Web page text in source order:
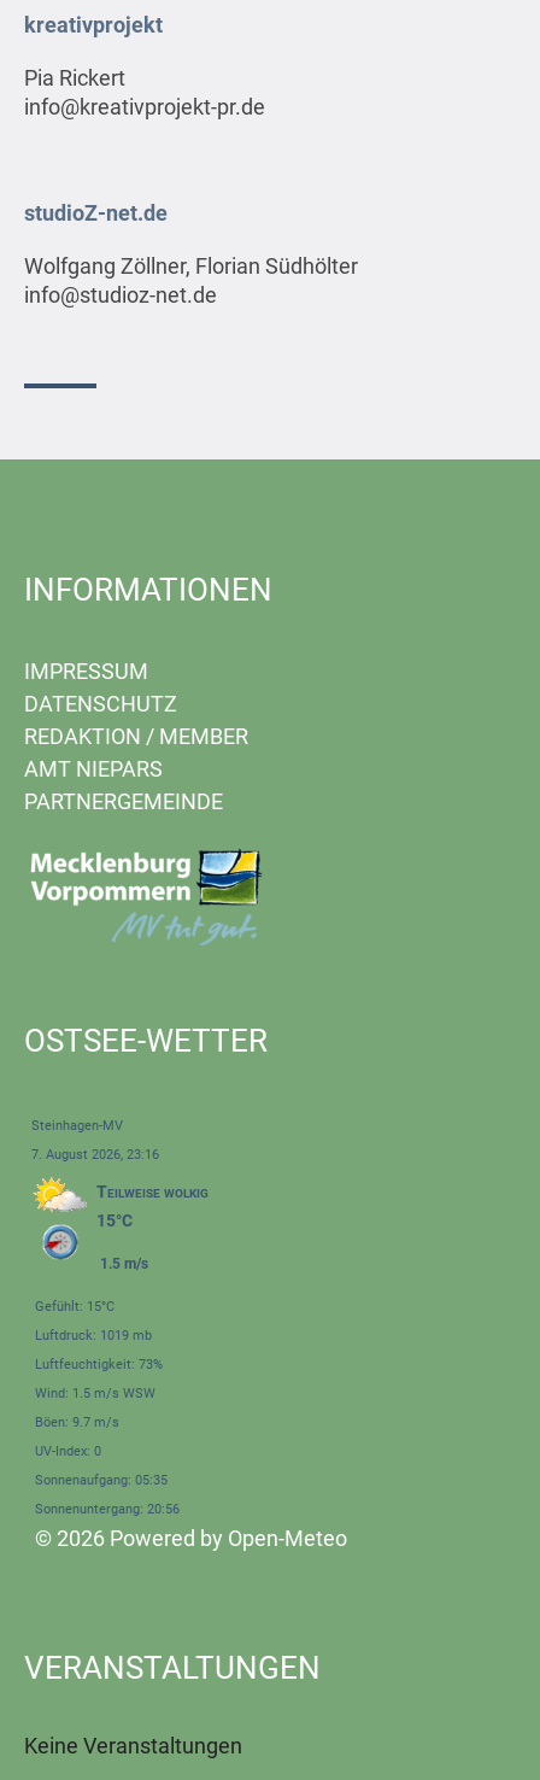
kreativprojekt
Pia Rickert
info@kreativprojekt-pr.de
studioZ-net.de
Wolfgang Zöllner, Florian Südhölter
info@studioz-net.de
INFORMATIONEN
IMPRESSUM
DATENSCHUTZ
REDAKTION / MEMBER
AMT NIEPARS
PARTNERGEMEINDE
OSTSEE-WETTER
Steinhagen-MV
7. August 2026, 23:16
Teilweise wolkig
15°C
1.5 m/s
Gefühlt: 15°C
Luftdruck: 1019 mb
Luftfeuchtigkeit: 73%
Wind: 1.5 m/s WSW
Böen: 9.7 m/s
UV-Index: 0
Sonnenaufgang: 05:35
Sonnenuntergang: 20:56
© 2026 Powered by Open-Meteo
VERANSTALTUNGEN
Keine Veranstaltungen